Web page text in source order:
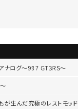
ナログ～997 GT3RS～
生んだ究極のレストモッ